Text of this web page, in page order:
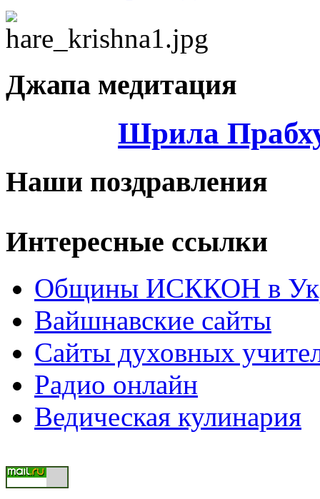
Джапа медитация
Шрила
Наши поздравления
Интересные ссылки
Общины ИСККОН в
Вайшнавские сайты
Сайты духовных
Радио онлайн
Ведическая кулинария